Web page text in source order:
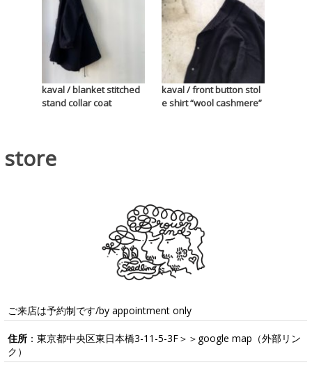
kaval / blanket stitched
stand collar coat
kaval / front button stol
e shirt “wool cashmere”
store
ご来店は予約制です/by appointment only
住所：東京都中央区東日本橋3-11-5-3F＞＞ google map （外部リン
ク）